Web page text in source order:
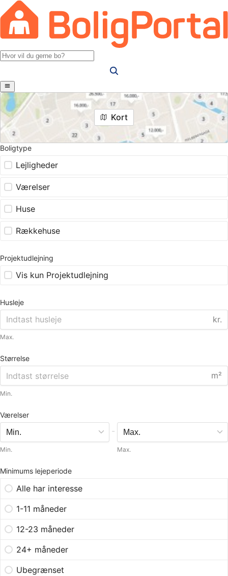
Kort
Boligtype
Lejligheder
Værelser
Huse
Rækkehuse
Projektudlejning
Vis kun Projektudlejning
Husleje
kr.
Max.
Størrelse
m²
Min.
Værelser
Min.
-
Max.
Minimums lejeperiode
Alle har interesse
1-11 måneder
12-23 måneder
24+ måneder
Ubegrænset